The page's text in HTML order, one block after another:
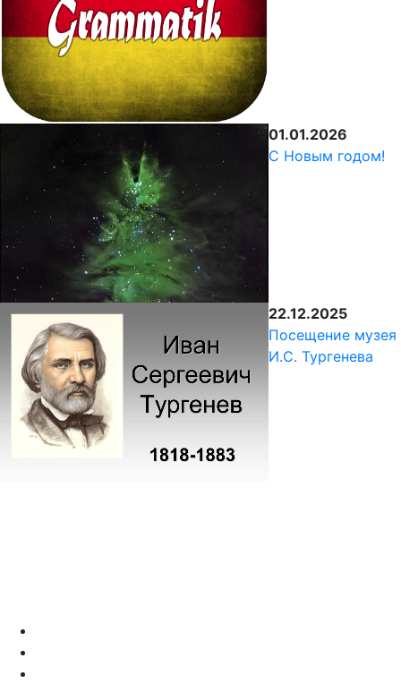
01.01.2026
С Новым годом!
22.12.2025
Посещение музея
И.С. Тургенева